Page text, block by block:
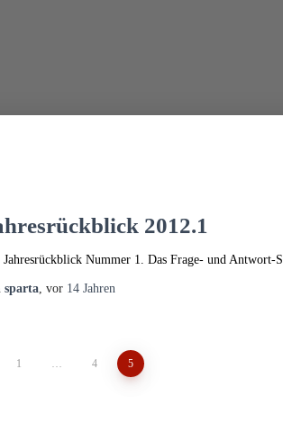
2012.1
Jahresrückblick Nummer 1. Das Frage- und Antwort-
sparta, vor 14 Jahren
1 … 4 5